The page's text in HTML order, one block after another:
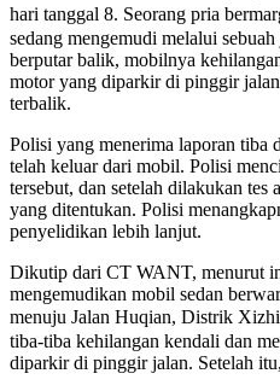
hari tanggal 8. Seorang pria
sedang mengemudi melalui
berputar balik, mobilnya
motor yang diparkir di pinggir
terbalik.
Polisi yang menerima laporan tiba
telah keluar dari mobil. Polisi
tersebut, dan setelah dilakukan
yang ditentukan. Polisi
penyelidikan lebih lanjut.
Dikutip dari CT WANT, menurut
mengemudikan mobil sedan
menuju Jalan Huqian, Distrik
tiba-tiba kehilangan kendali dan
diparkir di pinggir jalan. Setelah